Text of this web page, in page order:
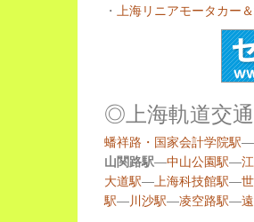
・
上海リニアモータカー
◎上海軌道交
蟠祥路・国家会計学院駅―
山関路駅―中山公園駅―
大道駅― 上海科技館駅―
駅―川沙駅―凌空路駅―